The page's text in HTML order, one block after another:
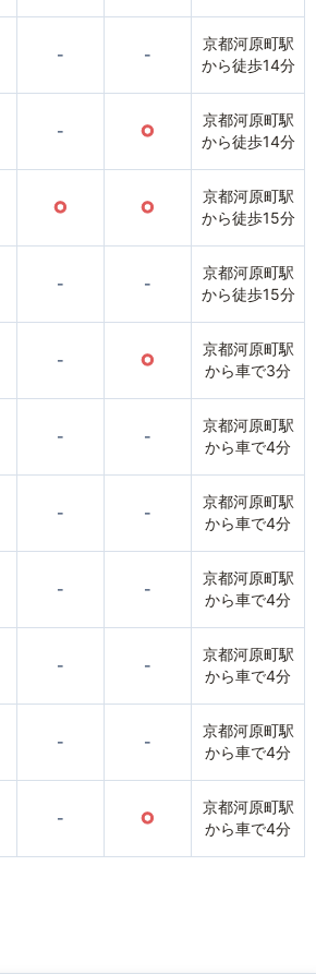
- -
京都河原町駅
から徒歩14分
- ○
京都河原町駅
から徒歩14分
○ ○
京都河原町駅
から徒歩15分
- -
京都河原町駅
から徒歩15分
- ○
京都河原町駅
から車で3分
- -
京都河原町駅
から車で4分
- -
京都河原町駅
から車で4分
- -
京都河原町駅
から車で4分
- -
京都河原町駅
から車で4分
- -
京都河原町駅
から車で4分
- ○
京都河原町駅
から車で4分